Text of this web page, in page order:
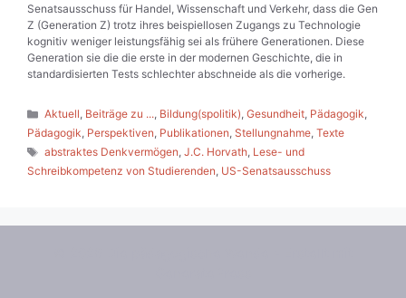
Senatsausschuss für Handel, Wissenschaft und Verkehr, dass die Gen
Z (Generation Z) trotz ihres beispiellosen Zugangs zu Technologie
kognitiv weniger leistungsfähig sei als frühere Generationen. Diese
Generation sie die die erste in der modernen Geschichte, die in
standardisierten Tests schlechter abschneide als die vorherige.
Kategorien
Aktuell, Beiträge zu ..., Bildung(spolitik),Gesundheit, Pädagogik,
Pädagogik, Perspektiven, Publikationen, Stellungnahme, Texte
Schlagwörter
abstraktes Denkvermögen,J.C. Horvath, Lese- und
Schreibkompetenz von Studierenden, US-Senatsausschuss